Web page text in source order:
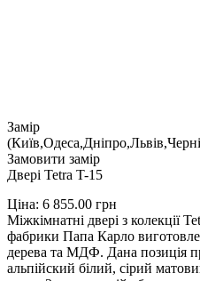
Замір
Замовити замір
Двері Tetra T-15
Ціна: 6 855.00 грн
Міжкімнатні двері з колекції
фабрики Папа Карло
дерева та МДФ. Дана позиція
альпійский білий, сірий